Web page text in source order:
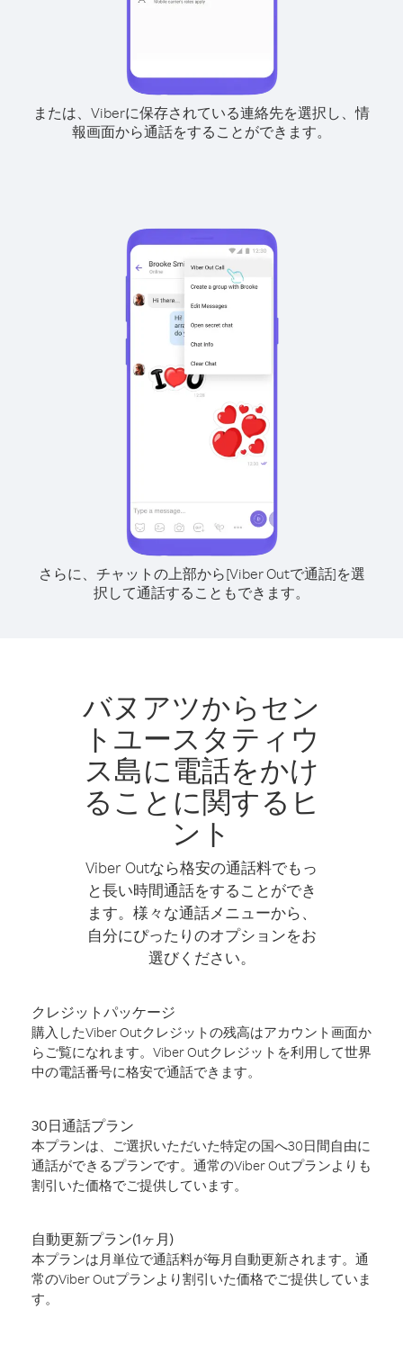
または、Viberに保存されている連絡先を選択し、情
報画面から通話をすることができます。
さらに、チャットの上部から[Viber Outで通話]を選
択して通話することもできます。
バヌアツからセン
トユースタティウ
ス島に電話をかけ
ることに関するヒ
ント
Viber Outなら格安の通話料でもっ
と長い時間通話をすることができ
ます。様々な通話メニューから、
自分にぴったりのオプションをお
選びください。
クレジットパッケージ
購入したViber Outクレジットの残高はアカウント画面か
らご覧になれます。Viber Outクレジットを利用して世界
中の電話番号に格安で通話できます。
30日通話プラン
本プランは、ご選択いただいた特定の国へ30日間自由に
通話ができるプランです。通常のViber Outプランよりも
割引いた価格でご提供しています。
自動更新プラン(1ヶ月)
本プランは月単位で通話料が毎月自動更新されます。通
常のViber Outプランより割引いた価格でご提供していま
す。